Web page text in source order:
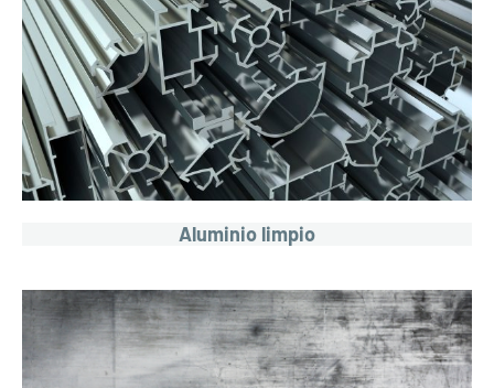
Aluminio limpio